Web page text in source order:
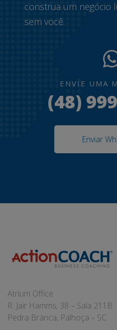
construa um negócio
sem você.
ENVIE UMA
(48)
Enviar
Atrium Office
R. Jair Hamms, 38 – Sala 211B
Pedra Branca, Palhoça – SC